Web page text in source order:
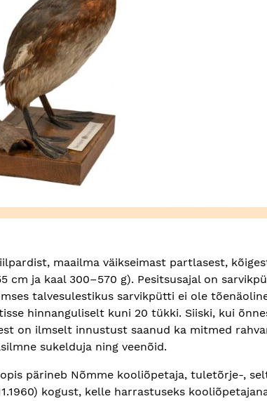
maailma väikseimast partlasest,
cm ja kaal 300–570 g). Pesitsusajal on
talvesulestikus sarvikpütti ei ole
hinnanguliselt kuni 20 tükki. Siiski, kui
on ilmselt innustust saanud ka mitmed
sukelduja ning veenõid.
pärineb Nõmme kooliõpetaja, tuletõrje-,
kogust, kelle harrastuseks